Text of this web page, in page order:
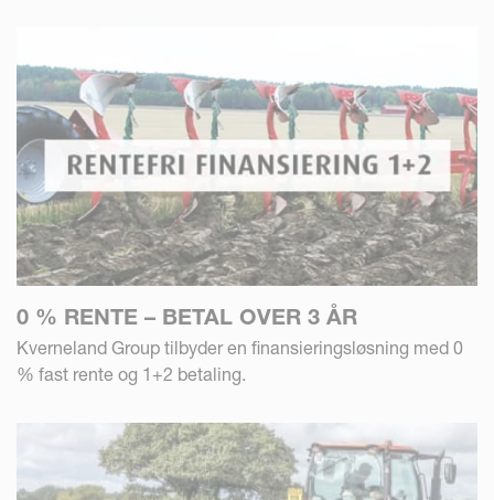
0 % RENTE – BETAL OVER 3 ÅR
Kverneland Group tilbyder en finansieringsløsning med 0
% fast rente og 1+2 betaling.